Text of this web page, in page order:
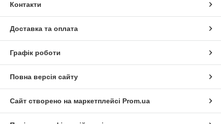
Контакти
Доставка та оплата
Графік роботи
Повна версія сайту
Сайт створено на маркетплейсі Prom.ua